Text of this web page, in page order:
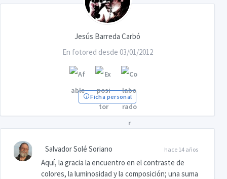
Jesús Barreda Carbó
En fotored desde 03/01/2012
Ficha personal
hace 14 años
Salvador Solé Soriano
Aquí, la gracia la encuentro en el contraste de
colores, la luminosidad y la composición; una suma